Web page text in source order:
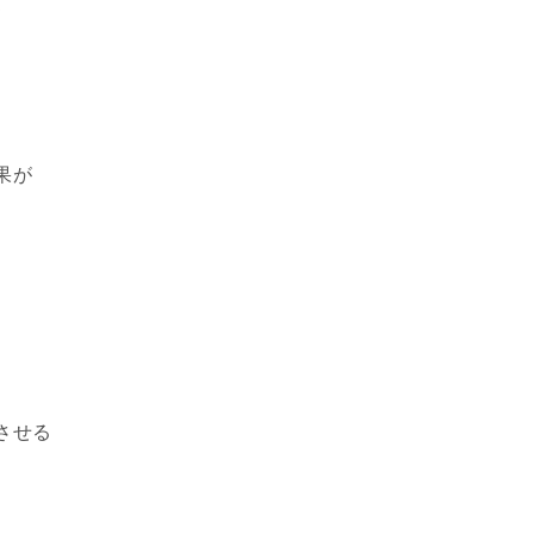
が
せる